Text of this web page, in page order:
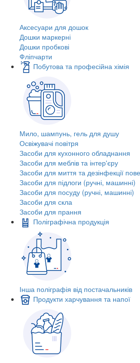
Аксесуари для дошок
Дошки маркерні
Дошки пробкові
Фліпчарти
Побутова та професійна хімія
Мило, шампунь, гель для душу
Освіжувачі повітря
Засоби для кухонного обладнання
Засоби для меблів та інтер'єру
Засоби для миття та дезінфекції
Засоби для підлоги (ручні, машинні)
Засоби для посуду (ручні, машинні)
Засоби для скла
Засоби для прання
Поліграфічна продукція
Інша поліграфія від постачальників
Продукти харчування та напої